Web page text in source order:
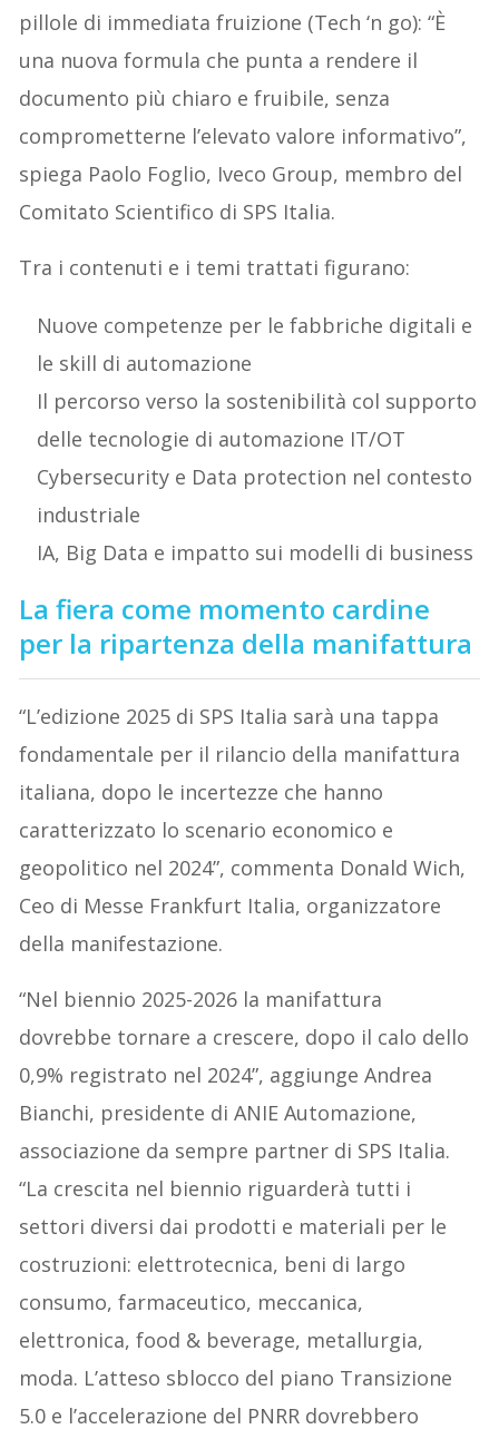
pillole di immediata fruizione (Tech ‘n go): “È
una nuova formula che punta a rendere il
documento più chiaro e fruibile, senza
comprometterne l’elevato valore informativo”,
spiega Paolo Foglio, Iveco Group, membro del
Comitato Scientifico di SPS Italia.
Tra i contenuti e i temi trattati figurano:
Nuove competenze per le fabbriche digitali e
le skill di automazione
Il percorso verso la sostenibilità col supporto
delle tecnologie di automazione IT/OT
Cybersecurity e Data protection nel contesto
industriale
IA, Big Data e impatto sui modelli di business
La fiera come momento cardine
per la ripartenza della manifattura
“L’edizione 2025 di SPS Italia sarà una tappa
fondamentale per il rilancio della manifattura
italiana, dopo le incertezze che hanno
caratterizzato lo scenario economico e
geopolitico nel 2024”, commenta Donald Wich,
Ceo di Messe Frankfurt Italia, organizzatore
della manifestazione.
“Nel biennio 2025-2026 la manifattura
dovrebbe tornare a crescere, dopo il calo dello
0,9% registrato nel 2024”, aggiunge Andrea
Bianchi, presidente di ANIE Automazione,
associazione da sempre partner di SPS Italia.
“La crescita nel biennio riguarderà tutti i
settori diversi dai prodotti e materiali per le
costruzioni: elettrotecnica, beni di largo
consumo, farmaceutico, meccanica,
elettronica, food & beverage, metallurgia,
moda. L’atteso sblocco del piano Transizione
5.0 e l’accelerazione del PNRR dovrebbero